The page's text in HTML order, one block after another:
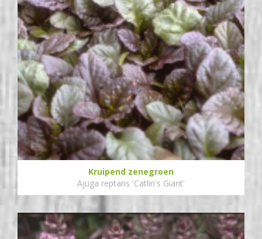
Kruipend zenegroen
Ajuga reptans 'Catlin's Giant'